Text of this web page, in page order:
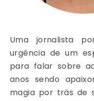
Uma jornalista
urgência de um
para falar sobre
anos sendo
magia por trás de